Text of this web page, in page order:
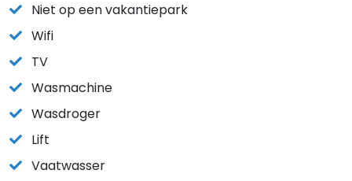
Niet op een vakantiepark
Wifi
TV
Wasmachine
Wasdroger
Lift
Vaatwasser